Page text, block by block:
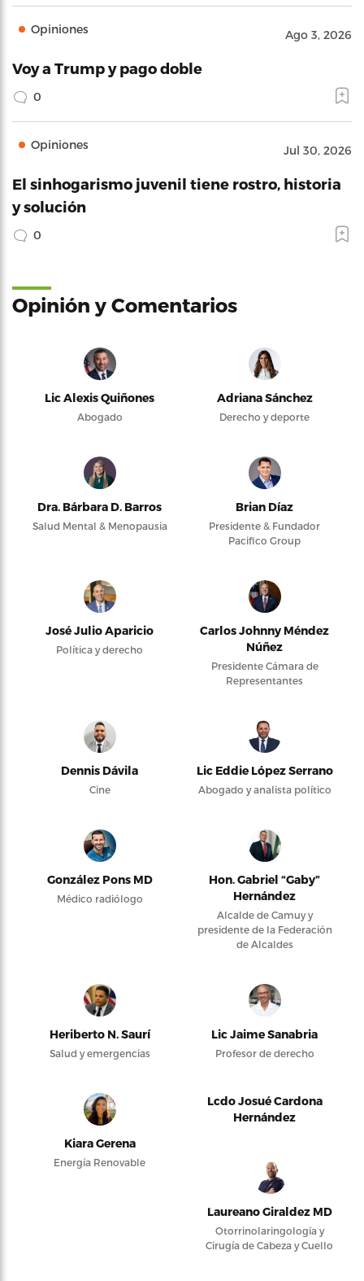
Opiniones Ago 3, 2026
Voy a Trump y pago doble
0
Opiniones Jul 30, 2026
El sinhogarismo juvenil tiene rostro, historia
y solución
0
Opinión y Comentarios
Lic Alexis Quiñones
Abogado
Adriana Sánchez
Derecho y deporte
Dra. Bárbara D. Barros
Salud Mental & Menopausia
Brian Díaz
Presidente & Fundador
Pacifico Group
José Julio Aparicio
Política y derecho
Carlos Johnny Méndez
Núñez
Presidente Cámara de
Representantes
Dennis Dávila
Cine
Lic Eddie López Serrano
Abogado y analista político
González Pons MD
Médico radiólogo
Hon. Gabriel “Gaby”
Hernández
Alcalde de Camuy y
presidente de la Federación
de Alcaldes
Heriberto N. Saurí
Salud y emergencias
Lic Jaime Sanabria
Profesor de derecho
Kiara Gerena
Energía Renovable
Lcdo Josué Cardona
Hernández
Laureano Giraldez MD
Otorrinolaringología y
Cirugía de Cabeza y Cuello